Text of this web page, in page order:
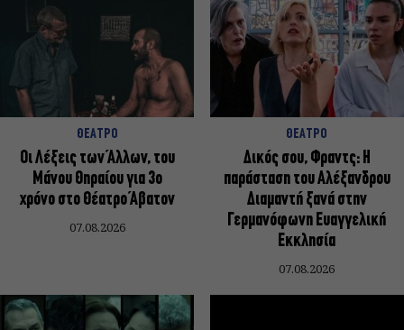
ΘΕΑΤΡΟ
Οι Λέξεις των Άλλων, του
Μάνου Θηραίου για 3ο
χρόνο στο Θέατρο Άβατον
07.08.2026
ΘΕΑΤΡΟ
Δικός σου, Φραντς: Η
παράσταση του Αλέξανδρου
Διαμαντή ξανά στην
Γερμανόφωνη Ευαγγελική
Εκκλησία
07.08.2026